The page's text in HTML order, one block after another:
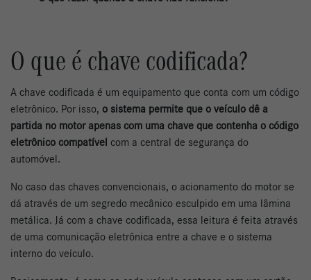
O que é chave codificada?
A chave codificada é um equipamento que conta com um código
eletrônico. Por isso, o sistema permite que o veículo dê a
partida no motor apenas com uma chave que contenha o código
eletrônico compatível com a central de segurança do
automóvel.
No caso das chaves convencionais, o acionamento do motor se
dá através de um segredo mecânico esculpido em uma lâmina
metálica. Já com a chave codificada, essa leitura é feita através
de uma comunicação eletrônica entre a chave e o sistema
interno do veículo.